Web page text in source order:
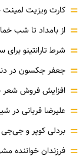
= کارت ویزیت
= از بامداد تا شب
= شرط تارانتینو
= جعفر جکسون در
= افزایش فروش شعر
= علیرضا قربانی در
= بردلی کوپر و جی‌جی
فرزندان خواننده